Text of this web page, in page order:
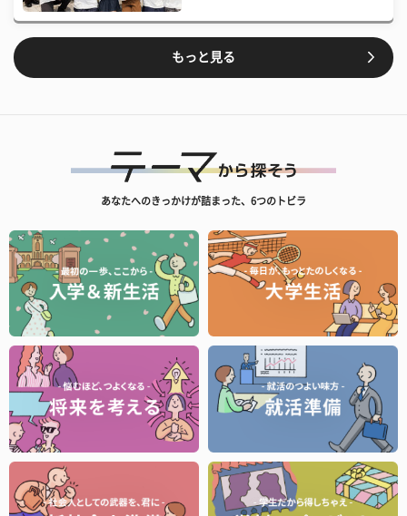
もっと見る
あなたへのきっかけが詰まった、6つのトビラ